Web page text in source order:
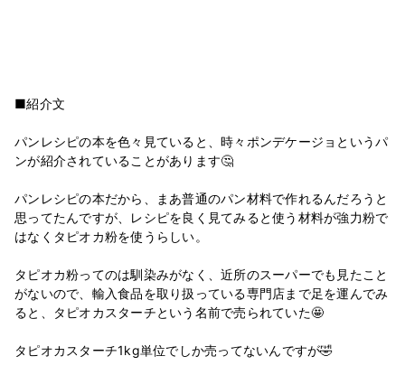
■紹介文
パンレシピの本を色々見ていると、時々ポンデケージョというパ
ンが紹介されていることがあります🤔
パンレシピの本だから、まあ普通のパン材料で作れるんだろうと
思ってたんですが、レシピを良く見てみると使う材料が強力粉で
はなくタピオカ粉を使うらしい。
タピオカ粉ってのは馴染みがなく、近所のスーパーでも見たこと
がないので、輸入食品を取り扱っている専門店まで足を運んでみ
ると、タピオカスターチという名前で売られていた🤩
タピオカスターチ1kg単位でしか売ってないんですが🤣